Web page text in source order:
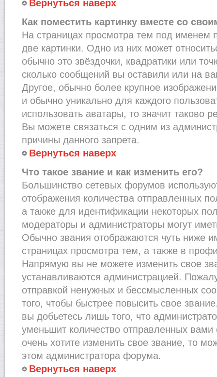
Вернуться наверх
Как поместить картинку вместе со
На страницах просмотра тем под именем
две картинки. Одно из них может
обычно это звёздочки, квадратики или
сколько сообщений вы оставили или на
Другое, обычно более крупное
и обычно уникально для каждого
использовать аватары, то значит таково
Вы можете связаться с одним из
причины данного запрета.
Вернуться наверх
Что такое звание и как изменить его?
Большинство сетевых форумов
отображения количества отправленных
а также для идентификации некоторых
модераторы и администраторы могут
Обычно звания отображаются чуть ниже
страницах просмотра тем, а также в
Напрямую вы не можете изменить свое
устанавливаются администрацией.
отправкой ненужных и бессмысленных
того, чтобы быстрее повысить свое
вы добьетесь лишь того, что
уменьшит количество отправленных
очень хотите изменить свое звание, то
этом администратора форума.
Вернуться наверх